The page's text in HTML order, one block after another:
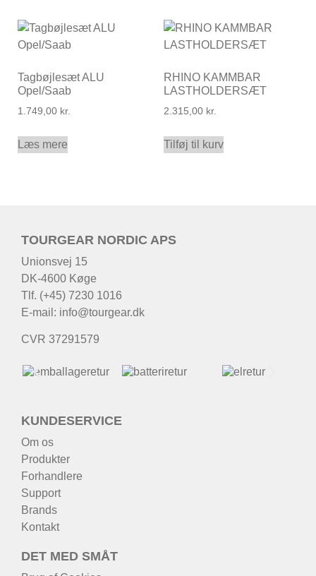
Tagbøjlesæt ALU
Opel/Saab
1.749,00 kr.
Læs mere
RHINO KAMMBAR
LASTHOLDERSÆT
2.315,00 kr.
Tilføj til kurv
TOURGEAR NORDIC APS
Unionsvej 15
DK-4600 Køge
Tlf. (+45) 7230 1016
E-mail: info@tourgear.dk
CVR 37291579
KUNDESERVICE
Om os
Produkter
Forhandlere
Support
Brands
Kontakt
DET MED SMÅT